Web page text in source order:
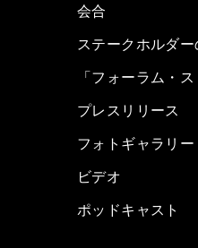
会合
ステークホルダ
「フォーラム・ス
プレスリリース
フォトギャラリー
ビデオ
ポッドキャスト